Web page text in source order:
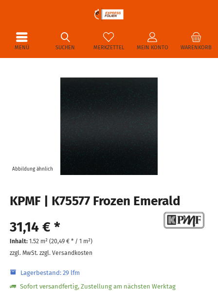
MENÜ WARENKORB
MERKZETTEL MEIN KONTO
SUCHEN
Abbildung ähnlich
KPMF | K75577 Frozen Emerald
31,14 € *
Inhalt: 1.52 m² (20,49 € * / 1 m²)
zzgl. MwSt. zzgl. Versandkosten
Lagerbestand: 29 lfm
Sofort versandfertig, Zustellung am nächsten Werktag